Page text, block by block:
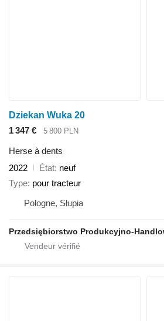
Dziekan Wuka 20
1 347 €
5 800 PLN
Herse à dents
2022
État neuf
Type pour tracteur
Pologne, Słupia